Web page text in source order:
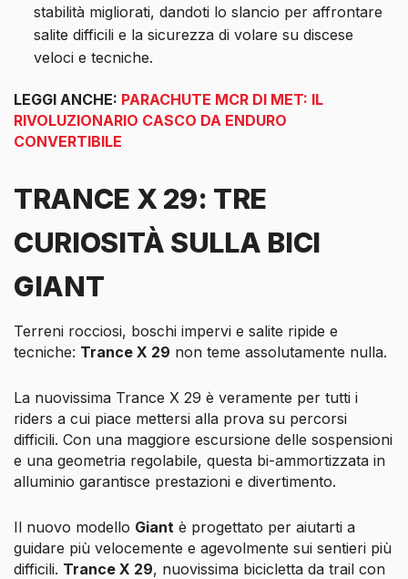
stabilità migliorati, dandoti lo slancio per affrontare
salite difficili e la sicurezza di volare su discese
veloci e tecniche.
LEGGI ANCHE: PARACHUTE MCR DI MET: IL
RIVOLUZIONARIO CASCO DA ENDURO
CONVERTIBILE
TRANCE X 29: TRE
CURIOSITÀ SULLA BICI
GIANT
Terreni rocciosi, boschi impervi e salite ripide e
tecniche: Trance X 29 non teme assolutamente nulla.
La nuovissima Trance X 29 è veramente per tutti i
riders a cui piace mettersi alla prova su percorsi
difficili. Con una maggiore escursione delle sospensioni
e una geometria regolabile, questa bi-ammortizzata in
alluminio garantisce prestazioni e divertimento.
Il nuovo modello Giant è progettato per aiutarti a
guidare più velocemente e agevolmente sui sentieri più
difficili. Trance X 29, nuovissima bicicletta da trail con